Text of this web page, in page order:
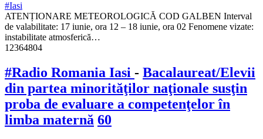
#Iasi
ATENȚIONARE METEOROLOGICĂ COD GALBEN Interval
de valabilitate: 17 iunie, ora 12 – 18 iunie, ora 02 Fenomene vizate:
instabilitate atmosferică…
12364804
#Radio Romania Iasi - Bacalaureat/Elevii
din partea minorităţilor naţionale susţin
proba de evaluare a competenţelor în
limba maternă 60